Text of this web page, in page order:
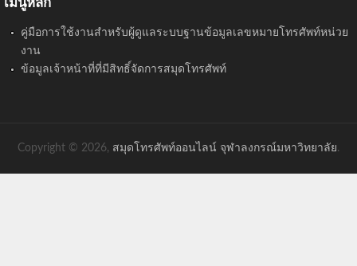
เมนูหลัก
คู่มือการใช้งานสำหรับผู้ดูแลระบบฐานข้อมูลเลขหมายโทรศัพท์หน่วย
งาน
ข้อมูลเจ้าหน้าที่ที่มีสิทธิ์จัดการสมุดโทรศัพท์
Copyright © 2026, สมุดโทรศัพท์ออนไลน์ จุฬาลงกรณ์มหาวิทยาลัย.